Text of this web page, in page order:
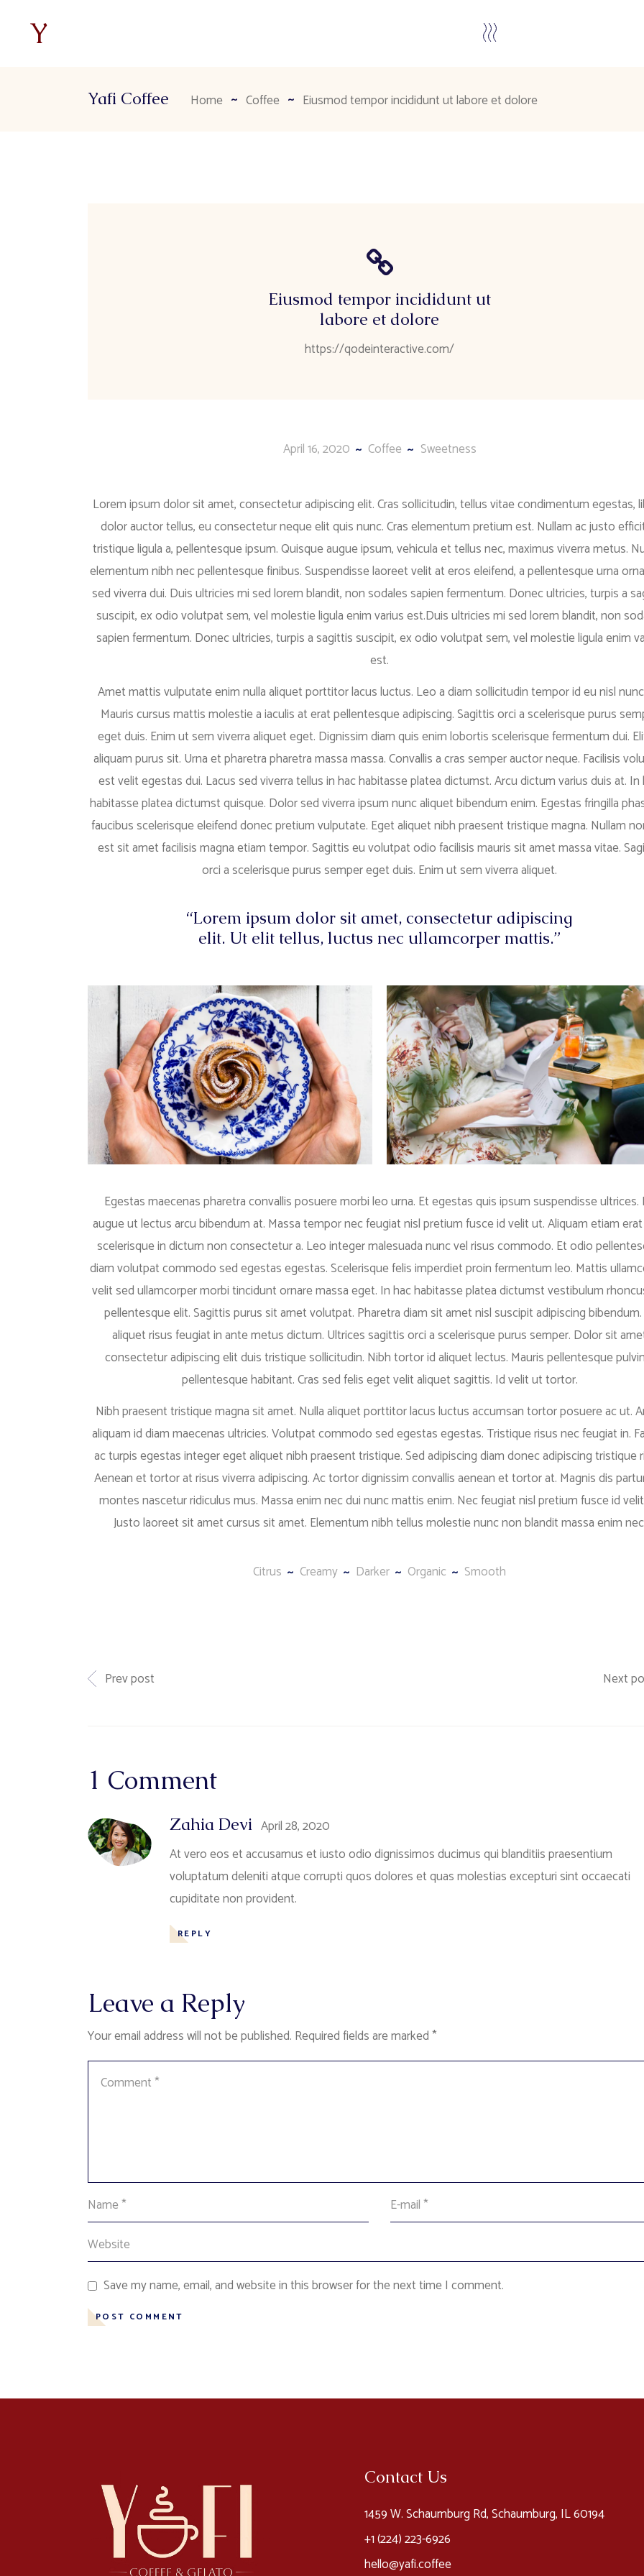
Yafi Coffee Home Coffee Eiusmod tempor incididunt ut labore et dolore
Eiusmod tempor incididunt ut
labore et dolore
https://qodeinteractive.com/
April 16, 2020 Coffee Sweetness
Lorem ipsum dolor sit amet, consectetur adipiscing elit. Cras sollicitudin, tellus vitae condimentum egestas,
dolor auctor tellus, eu consectetur neque elit quis nunc. Cras elementum pretium est. Nullam ac justo
tristique ligula a, pellentesque ipsum. Quisque augue ipsum, vehicula et tellus nec, maximus viverra metus.
elementum nibh nec pellentesque finibus. Suspendisse laoreet velit at eros eleifend, a pellentesque urna
sed viverra dui. Duis ultricies mi sed lorem blandit, non sodales sapien fermentum. Donec ultricies, turpis a
suscipit, ex odio volutpat sem, vel molestie ligula enim varius est.Duis ultricies mi sed lorem blandit, non
sapien fermentum. Donec ultricies, turpis a sagittis suscipit, ex odio volutpat sem, vel molestie ligula enim
est.
Amet mattis vulputate enim nulla aliquet porttitor lacus luctus. Leo a diam sollicitudin tempor id eu nisl
Mauris cursus mattis molestie a iaculis at erat pellentesque adipiscing. Sagittis orci a scelerisque purus
eget duis. Enim ut sem viverra aliquet eget. Dignissim diam quis enim lobortis scelerisque fermentum dui.
aliquam purus sit. Urna et pharetra pharetra massa massa. Convallis a cras semper auctor neque. Facilisis
est velit egestas dui. Lacus sed viverra tellus in hac habitasse platea dictumst. Arcu dictum varius duis at. In
habitasse platea dictumst quisque. Dolor sed viverra ipsum nunc aliquet bibendum enim. Egestas fringilla
faucibus scelerisque eleifend donec pretium vulputate. Eget aliquet nibh praesent tristique magna. Nullam
est sit amet facilisis magna etiam tempor. Sagittis eu volutpat odio facilisis mauris sit amet massa vitae.
orci a scelerisque purus semper eget duis. Enim ut sem viverra aliquet.
“Lorem ipsum dolor sit amet, consectetur adipiscing
elit. Ut elit tellus, luctus nec ullamcorper mattis.”
Egestas maecenas pharetra convallis posuere morbi leo urna. Et egestas quis ipsum suspendisse ultrices.
augue ut lectus arcu bibendum at. Massa tempor nec feugiat nisl pretium fusce id velit ut. Aliquam etiam
scelerisque in dictum non consectetur a. Leo integer malesuada nunc vel risus commodo. Et odio
diam volutpat commodo sed egestas egestas. Scelerisque felis imperdiet proin fermentum leo. Mattis
velit sed ullamcorper morbi tincidunt ornare massa eget. In hac habitasse platea dictumst vestibulum
pellentesque elit. Sagittis purus sit amet volutpat. Pharetra diam sit amet nisl suscipit adipiscing
aliquet risus feugiat in ante metus dictum. Ultrices sagittis orci a scelerisque purus semper. Dolor sit
consectetur adipiscing elit duis tristique sollicitudin. Nibh tortor id aliquet lectus. Mauris pellentesque
pellentesque habitant. Cras sed felis eget velit aliquet sagittis. Id velit ut tortor.
Nibh praesent tristique magna sit amet. Nulla aliquet porttitor lacus luctus accumsan tortor posuere ac ut.
aliquam id diam maecenas ultricies. Volutpat commodo sed egestas egestas. Tristique risus nec feugiat in.
ac turpis egestas integer eget aliquet nibh praesent tristique. Sed adipiscing diam donec adipiscing tristique
Aenean et tortor at risus viverra adipiscing. Ac tortor dignissim convallis aenean et tortor at. Magnis dis
montes nascetur ridiculus mus. Massa enim nec dui nunc mattis enim. Nec feugiat nisl pretium fusce id
Justo laoreet sit amet cursus sit amet. Elementum nibh tellus molestie nunc non blandit massa enim
Citrus Creamy Darker Organic Smooth
Prev post Next
1 Comment
Zahia Devi April 28, 2020
At vero eos et accusamus et iusto odio dignissimos ducimus qui blanditiis praesentium
voluptatum deleniti atque corrupti quos dolores et quas molestias excepturi sint occaecati
cupiditate non provident.
REPLY
Leave a Reply
Your email address will not be published. Required fields are marked*
Save my name, email, and website in this browser for the next time I comment.
POST COMMENT
Contact Us
1459 W. Schaumburg Rd, Schaumburg, IL 60194
+1 (224) 223-6926​
hello@yafi.coffee